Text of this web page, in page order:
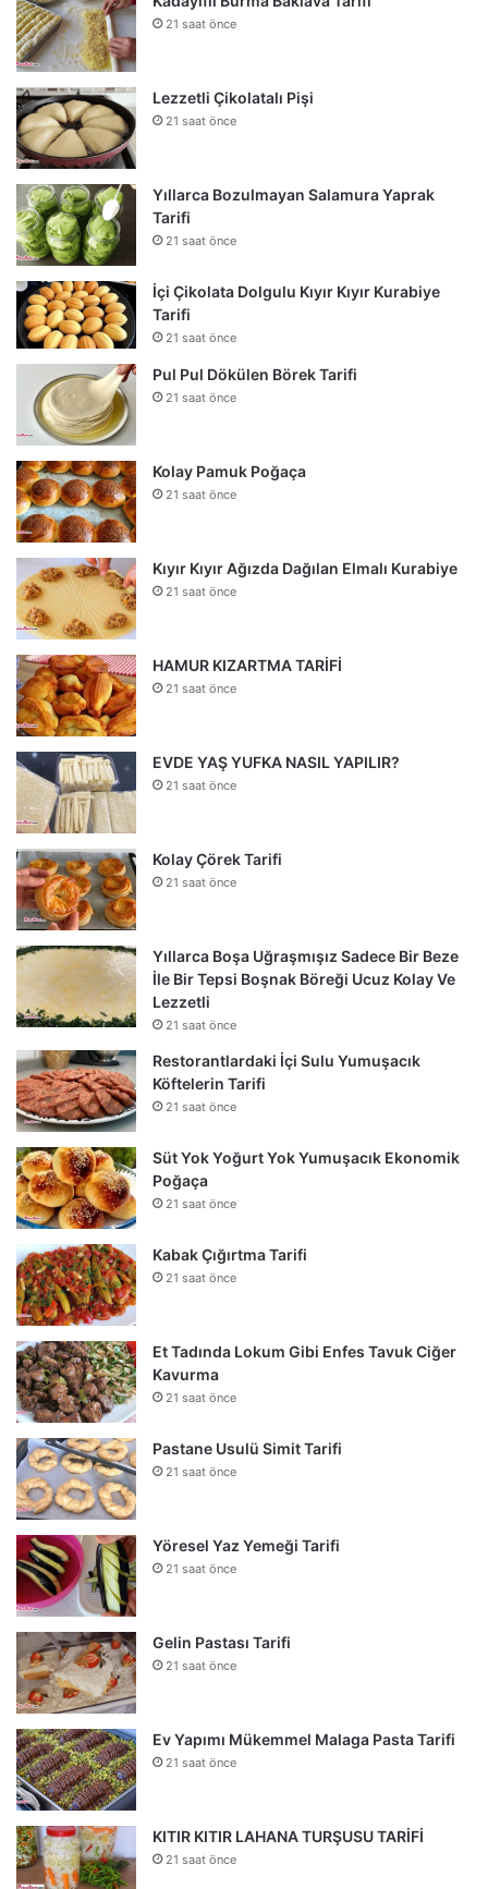
21 saat önce
Lezzetli Çikolatalı Pişi
21 saat önce
Yıllarca Bozulmayan Salamura Yaprak
Tarifi
21 saat önce
İçi Çikolata Dolgulu Kıyır Kıyır Kurabiye
Tarifi
21 saat önce
Pul Pul Dökülen Börek Tarifi
21 saat önce
Kolay Pamuk Poğaça
21 saat önce
Kıyır Kıyır Ağızda Dağılan Elmalı Kurabiye
21 saat önce
HAMUR KIZARTMA TARİFİ
21 saat önce
EVDE YAŞ YUFKA NASIL YAPILIR?
21 saat önce
Kolay Çörek Tarifi
21 saat önce
Yıllarca Boşa Uğraşmışız Sadece Bir Beze
İle Bir Tepsi Boşnak Böreği Ucuz Kolay Ve
Lezzetli
21 saat önce
Restorantlardaki İçi Sulu Yumuşacık
Köftelerin Tarifi
21 saat önce
Süt Yok Yoğurt Yok Yumuşacık Ekonomik
Poğaça
21 saat önce
Kabak Çığırtma Tarifi
21 saat önce
Et Tadında Lokum Gibi Enfes Tavuk Ciğer
Kavurma
21 saat önce
Pastane Usulü Simit Tarifi
21 saat önce
Yöresel Yaz Yemeği Tarifi
21 saat önce
Gelin Pastası Tarifi
21 saat önce
Ev Yapımı Mükemmel Malaga Pasta Tarifi
21 saat önce
KITIR KITIR LAHANA TURŞUSU TARİFİ
21 saat önce